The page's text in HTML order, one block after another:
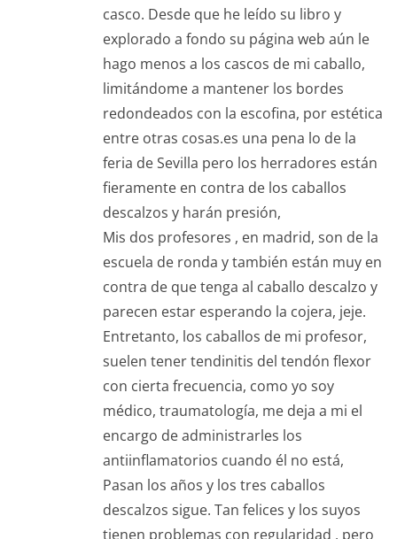
casco. Desde que he leído su libro y
explorado a fondo su página web aún le
hago menos a los cascos de mi caballo,
limitándome a mantener los bordes
redondeados con la escofina, por estética
entre otras cosas.es una pena lo de la
feria de Sevilla pero los herradores están
fieramente en contra de los caballos
descalzos y harán presión,
Mis dos profesores , en madrid, son de la
escuela de ronda y también están muy en
contra de que tenga al caballo descalzo y
parecen estar esperando la cojera, jeje.
Entretanto, los caballos de mi profesor,
suelen tener tendinitis del tendón flexor
con cierta frecuencia, como yo soy
médico, traumatología, me deja a mi el
encargo de administrarles los
antiinflamatorios cuando él no está,
Pasan los años y los tres caballos
descalzos sigue. Tan felices y los suyos
tienen problemas con regularidad , pero